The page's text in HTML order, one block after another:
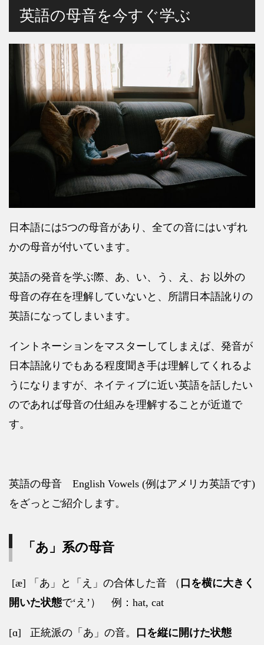
英語の母音を今すぐ学ぶ
日本語には5つの母音があり、全ての音にはいずれ
かの母音が付いています。
英語の発音を学ぶ際、あ、い、う、え、お 以外の
母音の存在を理解していないと、所謂日本語訛りの
英語になってしまいます。
イントネーションをマスターしてしまえば、発音が
日本語訛りでもある程度聞き手は理解してくれるよ
うになりますが、ネイティブに近い英語を話したい
のであれば母音の仕組みを理解することが近道で
す。
英語の母音 English Vowels (例はアメリカ英語です)
をざっとご紹介します。
「あ」系の母音
[æ] 「あ」と「え」の合体した音 （ 口を横に大きく
開いた状態で‘ え ’ ） 例： hat, cat
[ɑ] 正統派の「あ」の音。 口を縦に開けた状態